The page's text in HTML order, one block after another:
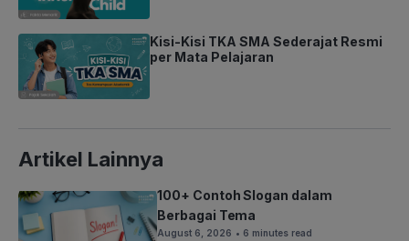
Kisi-Kisi TKA SMA Sederajat Resmi
per Mata Pelajaran
Artikel Lainnya
100+ Contoh Slogan dalam
Berbagai Tema
August 6, 2026 • 6 minutes read